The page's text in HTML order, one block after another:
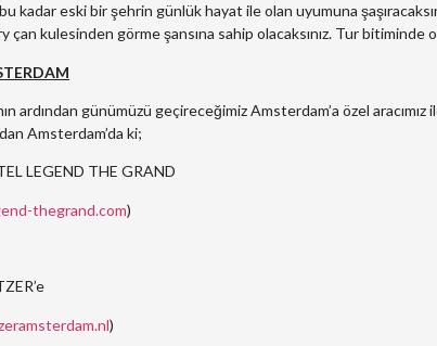
kadar eski bir şehrin günlük hayat ile olan uyumuna
çan kulesinden görme şansına sahip olacaksınız. Tur
ardından günümüzü geçireceğimiz Amsterdam’a özel
Amsterdam’da ki;
LEGEND THE GRAND
thegrand.com)
)